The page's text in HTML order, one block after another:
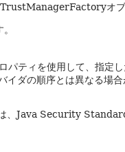
オブ
パティを使用して、指定
イダの順序とは異なる場合
は、Java Security